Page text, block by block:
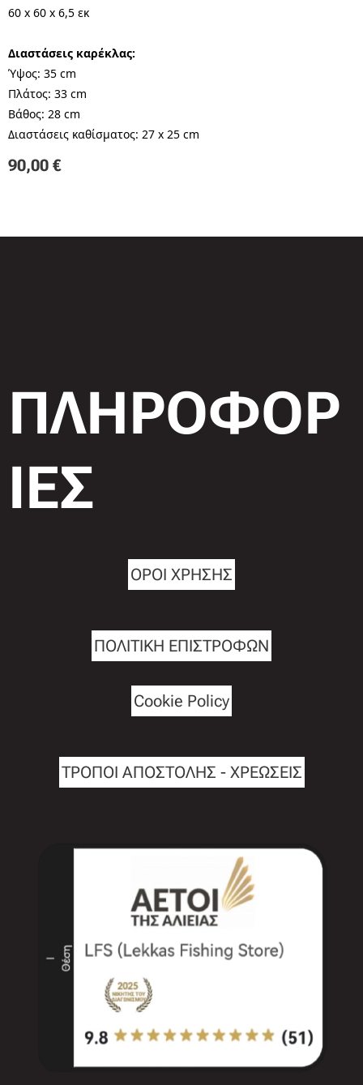
60 x 60 x 6,5 εκ
Διαστάσεις καρέκλας:
Ύψος: 35 cm
Πλάτος: 33 cm
Βάθος: 28 cm
Διαστάσεις καθίσματος: 27 x 25 cm
90,00 €
ΠΛΗΡΟΦΟΡ
ΙΕΣ
ΟΡΟΙ ΧΡΗΣΗΣ
ΠΟΛΙΤΙΚΗ ΕΠΙΣΤΡΟΦΩΝ
Cookie Policy
ΤΡΟΠΟΙ ΑΠΟΣΤΟΛΗΣ - ΧΡΕΩΣΕΙΣ